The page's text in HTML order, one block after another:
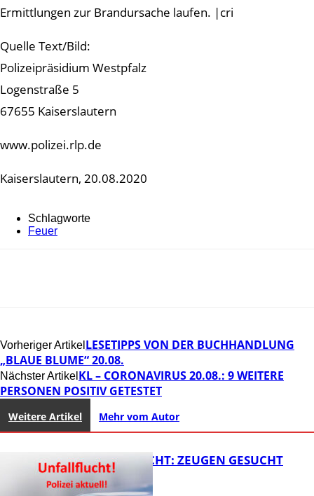
Ermittlungen zur Brandursache laufen. |cri
Quelle Text/Bild:
Polizeipräsidium Westpfalz
Logenstraße 5
67655 Kaiserslautern
www.polizei.rlp.de
Kaiserslautern, 20.08.2020
Schlagworte
Feuer
Vorheriger Artikel LESETIPPS VON DER BUCHHANDLUNG
„BLAUE BLUME“ 20.08.
Nächster Artikel KL – CORONAVIRUS 20.08.: 9 WEITERE
PERSONEN POSITIV GETESTET
Weitere Artikel Mehr vom Autor
UNFALLFLUCHT: ZEUGEN GESUCHT